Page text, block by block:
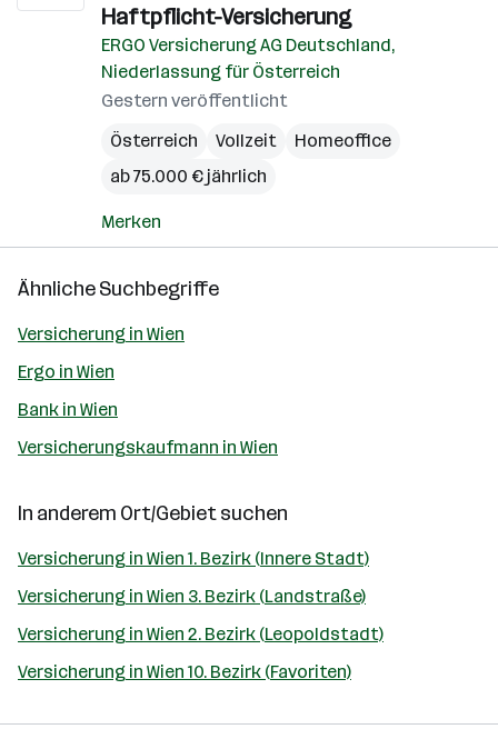
Haftpflicht-Versicherung
ERGO Versicherung AG Deutschland,
Niederlassung für Österreich
Gestern veröffentlicht
Österreich
Vollzeit
Homeoffice
ab 75.000 € jährlich
Merken
Ähnliche Suchbegriffe
Versicherung in Wien
Ergo in Wien
Bank in Wien
Versicherungskaufmann in Wien
In anderem Ort/Gebiet suchen
Versicherung in Wien 1. Bezirk (Innere Stadt)
Versicherung in Wien 3. Bezirk (Landstraße)
Versicherung in Wien 2. Bezirk (Leopoldstadt)
Versicherung in Wien 10. Bezirk (Favoriten)